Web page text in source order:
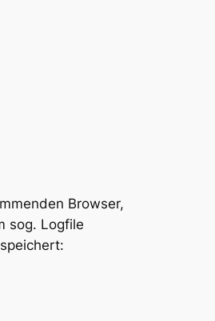
Browser,
sog. Logfile